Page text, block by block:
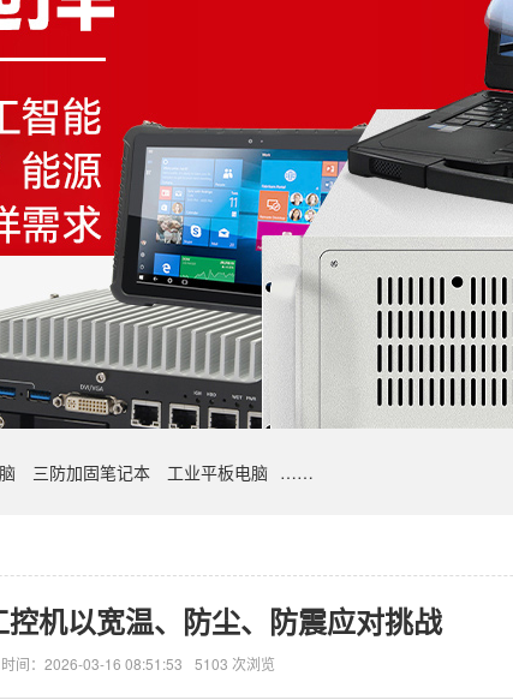
三防加固笔记本 工业平板电脑 ……
机以宽温、防尘、防震应对挑战
时间：2026-03-16 08:51:53 5103 次浏览